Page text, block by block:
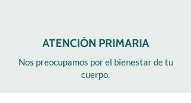
ATENCIÓN PRIMARIA
Nos preocupamos por el bienestar de tu
cuerpo.